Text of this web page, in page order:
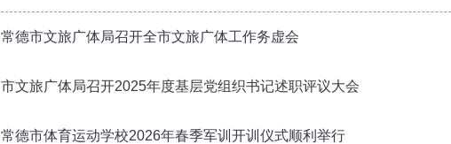
常德市文旅广体局召开全市文旅广体工作务虚会
市文旅广体局召开2025年度基层党组织书记述职评议大会
常德市体育运动学校2026年春季军训开训仪式顺利举行